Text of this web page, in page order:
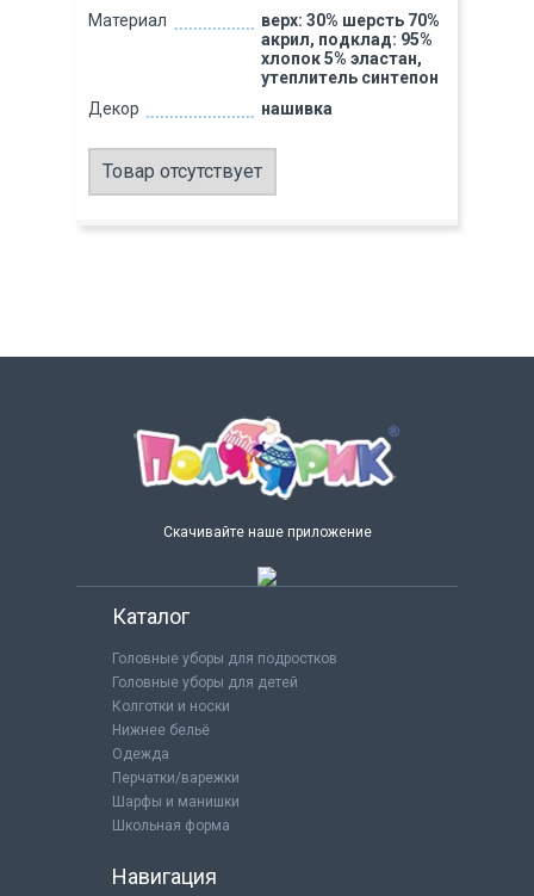
Материал
верх: 30% шерсть 70%
акрил, подклад: 95%
хлопок 5% эластан,
утеплитель синтепон
Декор
нашивка
Товар отсутствует
Скачивайте наше приложение
Каталог
Головные уборы для подростков
Головные уборы для детей
Колготки и носки
Нижнее бельё
Одежда
Перчатки/варежки
Шарфы и манишки
Школьная форма
Навигация